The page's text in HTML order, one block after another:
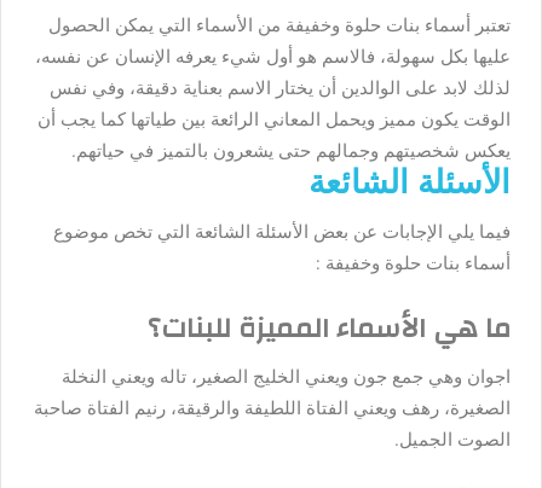
تعتبر أسماء بنات حلوة وخفيفة من الأسماء التي يمكن الحصول
عليها بكل سهولة، فالاسم هو أول شيء يعرفه الإنسان عن نفسه،
لذلك لابد على الوالدين أن يختار الاسم بعناية دقيقة، وفي نفس
الوقت يكون مميز ويحمل المعاني الرائعة بين طياتها كما يجب أن
يعكس شخصيتهم وجمالهم حتى يشعرون بالتميز في حياتهم.
الأسئلة الشائعة
فيما يلي الإجابات عن بعض الأسئلة الشائعة التي تخص موضوع
أسماء بنات حلوة وخفيفة :
ما هي الأسماء المميزة للبنات؟
اجوان وهي جمع جون ويعني الخليج الصغير، تاله ويعني النخلة
الصغيرة، رهف ويعني الفتاة اللطيفة والرقيقة، رنيم الفتاة صاحبة
الصوت الجميل.